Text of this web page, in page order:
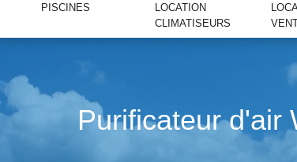
PISCINES
LOCATION
CLIMATISEURS
Purificateur d'air